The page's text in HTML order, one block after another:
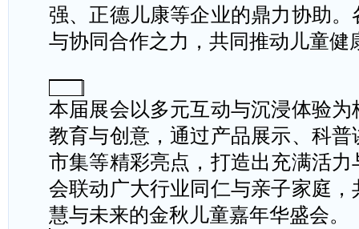
强、正德儿康等企业的鼎力协助
与协同合作之力，共同推动儿童健
本届展会以多元互动与沉浸体验
教育与创意，通过产品展示、科
市集等精彩亮点，打造出充满活
会联动广大行业同仁与亲子家庭
慧与未来的金秋儿童嘉年华盛会。